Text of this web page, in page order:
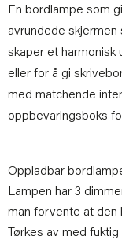
En bordlampe som
avrundede
skaper et harmonisk
eller for å gi
med matchende
oppbevaringsboks
Oppladbar
Lampen har 3
man forvente at den
Tørkes av med fuktig